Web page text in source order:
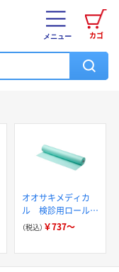
カゴ
メニュー
オオサキメディカ
ル 検診用ロールシ
ーツ
（税込） ￥737～